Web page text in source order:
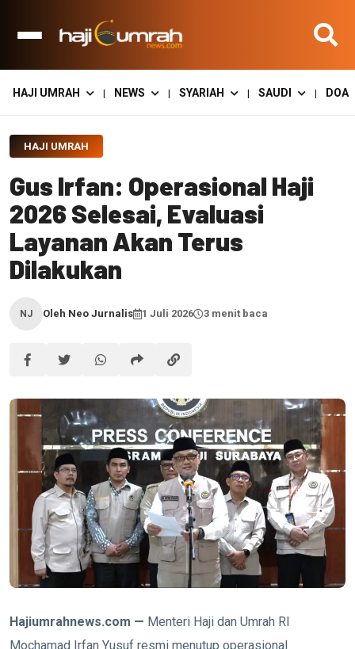
HAJI UMRAH | NEWS | SYARIAH | SAUDI | DOA
HAJI UMRAH
Gus Irfan: Operasional Haji
2026 Selesai, Evaluasi
Layanan Akan Terus
Dilakukan
NJ Oleh Neo Jurnalis 1 Juli 2026 3 menit baca
Hajiumrahnews.com — Menteri Haji dan Umrah RI
Mochamad Irfan Yusuf resmi menutup operasional